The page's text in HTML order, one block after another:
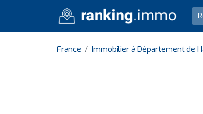
France Immobilier à Département de